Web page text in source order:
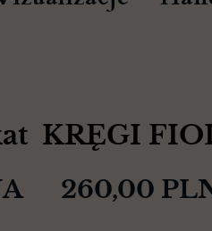
260,00
KRĘGI